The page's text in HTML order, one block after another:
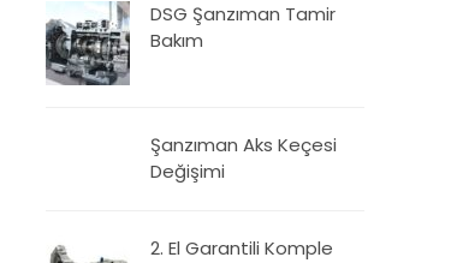
DSG Şanzıman Tamir
Bakım
Şanzıman Aks Keçesi
Değişimi
2. El Garantili Komple